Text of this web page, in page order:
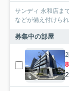
サンディ 永和店ま
などが備え付けら
募集中の部屋